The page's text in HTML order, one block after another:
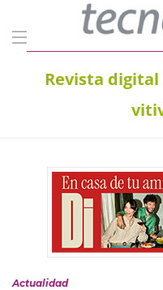
Revista
Actualidad